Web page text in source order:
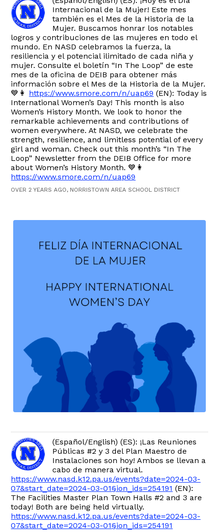
Internacional de la Mujer! Este mes
también es el Mes de la Historia de la
Mujer. Buscamos honrar los notables
logros y contribuciones de las mujeres en todo el
mundo. En NASD celebramos la fuerza, la
resiliencia y el potencial ilimitado de cada niña y
mujer. Consulte el boletín “In The Loop” de este
mes de la oficina de DEIB para obtener más
información sobre el Mes de la Historia de la Mujer.
💙👩 https://www.smore.com/n/uap69 (EN): Today is
International Women’s Day! This month is also
Women’s History Month. We look to honor the
remarkable achievements and contributions of
women everywhere. At NASD, we celebrate the
strength, resilience, and limitless potential of every
girl and woman. Check out this month’s “In The
Loop” Newsletter from the DEIB Office for more
about Women’s History Month. 💙👩
https://www.smore.com/n/uap69
OVER 2 YEARS AGO, NORRISTOWN AREA SCHOOL DISTRICT
(Español/English) (ES): ¡Las Reuniones
Públicas #2 y 3 del Plan Maestro de
Instalaciones son hoy! Ambos se llevan a
cabo de manera virtual.
https://www.nasd.k12.pa.us/events?date=2024-03-
07&start_date=2024-03-01§ion_ids=254191 (EN):
The Facilities Master Plan Town Halls #2 and 3 are
today! Both are being held virtually.
https://www.nasd.k12.pa.us/events?date=2024-03-
07&start_date=2024-03-01§ion_ids=254191